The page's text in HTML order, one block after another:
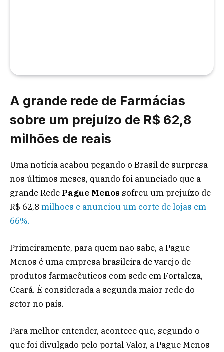
A grande rede de Farmácias
sobre um prejuízo de R$ 62,8
milhões de reais
Uma notícia acabou pegando o Brasil de surpresa
nos últimos meses, quando foi anunciado que a
grande Rede Pague Menos sofreu um prejuízo de
R$ 62,8 milhões e anunciou um corte de lojas em
66%.
Primeiramente, para quem não sabe, a Pague
Menos é uma empresa brasileira de varejo de
produtos farmacêuticos com sede em Fortaleza,
Ceará. É considerada a segunda maior rede do
setor no país.
Para melhor entender, acontece que, segundo o
que foi divulgado pelo portal Valor, a Pague Menos